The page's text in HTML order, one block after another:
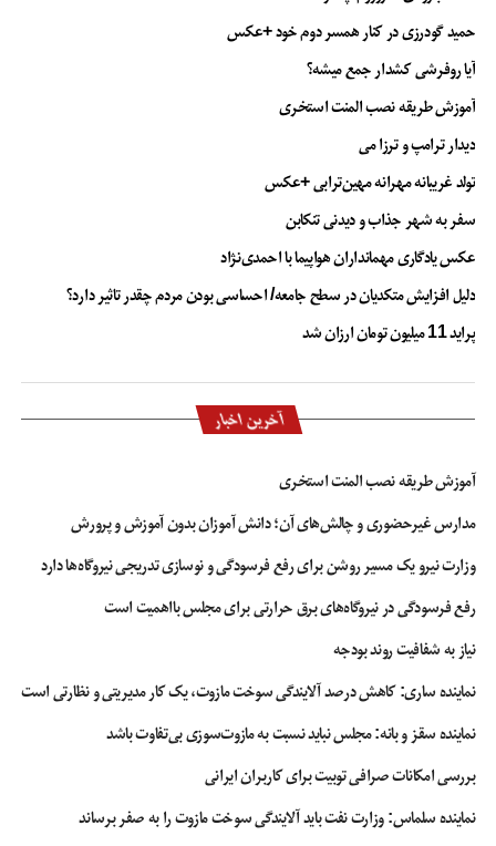
حمید گودرزی در کنار همسر دوم خود +عکس
آیا روفرشی کشدار جمع میشه؟
آموزش طریقه نصب المنت استخری
دیدار ترامپ و ترزا می
تولد غریبانه مهرانه مهین‌ترابی +عکس
سفر به شهر جذاب و دیدنی تنکابن
عکس یادگاری مهمانداران هواپیما با احمدی‌نژاد
دلیل افزایش متکدیان در سطح جامعه/ احساسی بودن مردم چقدر تاثیر دارد؟
پراید 11 میلیون تومان ارزان شد
آخرین اخبار
آموزش طریقه نصب المنت استخری
مدارس غیرحضوری و چالش‌های آن؛ دانش آموزان بدون آموزش و پرورش
وزارت نیرو یک مسیر روشن برای رفع فرسودگی و نوسازی تدریجی نیروگاه‌ها دارد
رفع فرسودگی در نیروگاه‌های برق حرارتی برای مجلس بااهمیت است
نیاز به شفافیت روند بودجه
نماینده ساری: کاهش درصد آلایندگی سوخت مازوت، یک کار مدیریتی و نظارتی است
نماینده سقز و بانه: مجلس نباید نسبت به مازوت‌سوزی بی‌تفاوت باشد
بررسی امکانات صرافی توبیت برای کاربران ایرانی
نماینده سلماس: وزارت نفت باید آلایندگی سوخت مازوت را به صفر برساند